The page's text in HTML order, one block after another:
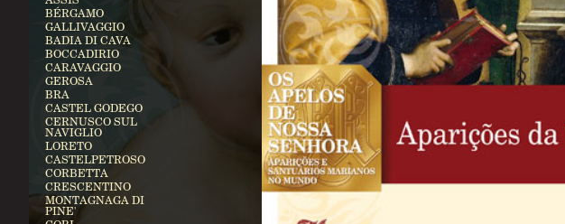
BÉRGAMO
GALLIVAGGIO
BADIA DI CAVA
BOCCADIRIO
CARAVAGGIO
GEROSA
BRA
CASTEL GODEGO
CERNUSCO SUL
NAVIGLIO
LORETO
CASTELPETROSO
CORBETTA
CRESCENTINO
MONTAGNAGA DI
PINE'